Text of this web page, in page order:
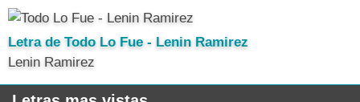
Letra de Todo Lo Fue - Lenin Ramirez
Lenin Ramirez